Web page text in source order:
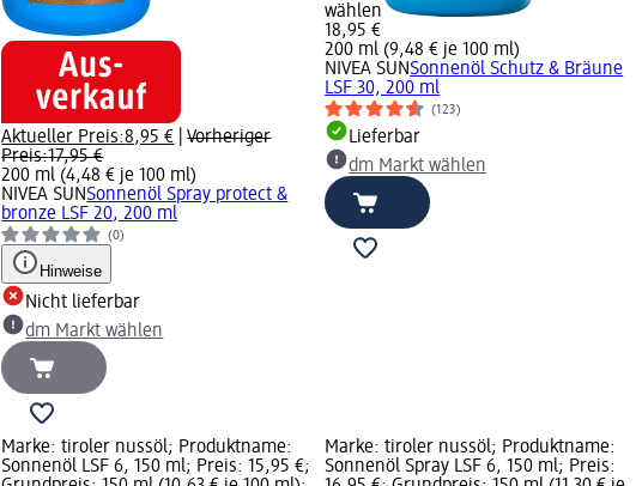
Aktueller Preis:8,95 € |Vorheriger
Preis:17,95 €
200 ml (4,48 € je 100 ml)
NIVEA SUNSonnenöl Spray protect &
bronze LSF 20, 200 ml
(0)
Hinweise
Nicht lieferbar
dm Markt wählen
wählen
18,95 €
200 ml (9,48 € je 100 ml)
NIVEA SUNSonnenöl Schutz & Bräune
LSF 30, 200 ml
(123)
Lieferbar
dm Markt wählen
Marke: tiroler nussöl; Produktname:
Sonnenöl LSF 6, 150 ml; Preis: 15,95 €;
Marke: tiroler nussöl; Produktname:
Sonnenöl Spray LSF 6, 150 ml; Preis: